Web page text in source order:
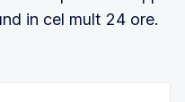
in cel mult 24 ore.